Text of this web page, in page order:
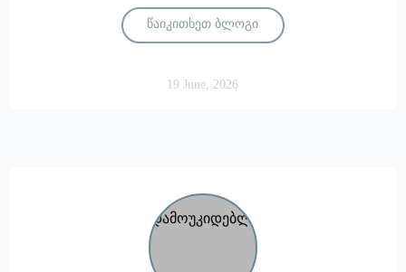
წაიკითხეთ ბლოგი
19 June, 2026